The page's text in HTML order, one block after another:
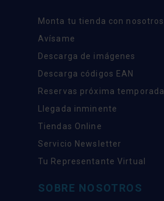
Monta tu tienda con nosotros
Avísame
Descarga de imágenes
Descarga códigos EAN
Reservas próxima temporada
Llegada inminente
Tiendas Online
Servicio Newsletter
Tu Representante Virtual
SOBRE NOSOTROS